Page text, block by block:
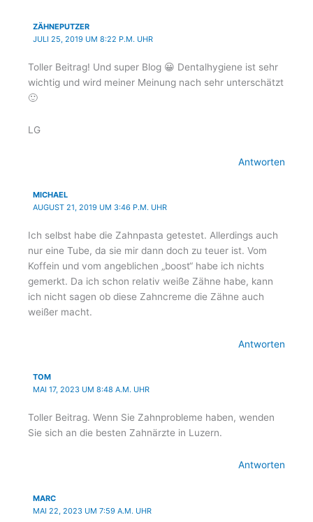
a
m
k
-
f
ZÄHNEPUTZER
JULI 25, 2019 UM 8:22 P.M. UHR
Toller Beitrag! Und super Blog 😀 Dentalhygiene ist sehr
wichtig und wird meiner Meinung nach sehr unterschätzt
🙂
LG
Antworten
MICHAEL
AUGUST 21, 2019 UM 3:46 P.M. UHR
Ich selbst habe die Zahnpasta getestet. Allerdings auch
nur eine Tube, da sie mir dann doch zu teuer ist. Vom
Koffein und vom angeblichen „boost“ habe ich nichts
gemerkt. Da ich schon relativ weiße Zähne habe, kann
ich nicht sagen ob diese Zahncreme die Zähne auch
weißer macht.
Antworten
TOM
MAI 17, 2023 UM 8:48 A.M. UHR
Toller Beitrag. Wenn Sie Zahnprobleme haben, wenden
Sie sich an die besten Zahnärzte in Luzern.
Antworten
MARC
MAI 22, 2023 UM 7:59 A.M. UHR